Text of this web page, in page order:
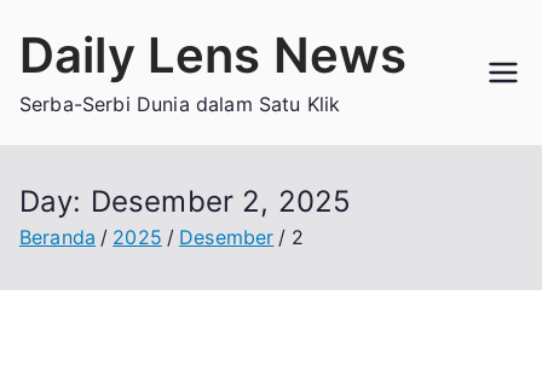
Daily Lens News
Serba-Serbi Dunia dalam Satu Klik
Day: Desember 2, 2025
Beranda 2025 Desember 2